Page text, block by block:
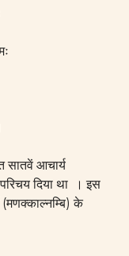
सातवें आचार्य
परिचय दिया था । इस
के